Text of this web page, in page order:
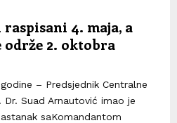
4. maja, a
održe 2. oktobra
– Predsjednik Centralne
Suad Arnautović imao je
saKomandantom